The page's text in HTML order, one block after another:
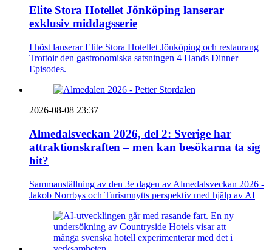
Elite Stora Hotellet Jönköping lanserar
exklusiv middagsserie
I höst lanserar Elite Stora Hotellet Jönköping och restaurang
Trottoir den gastronomiska satsningen 4 Hands Dinner
Episodes.
2026-08-08 23:37
Almedalsveckan 2026, del 2: Sverige har
attraktionskraften – men kan besökarna ta sig
hit?
Sammanställning av den 3e dagen av Almedalsveckan 2026 -
Jakob Norrbys och Turismnytts perspektiv med hjälp av AI